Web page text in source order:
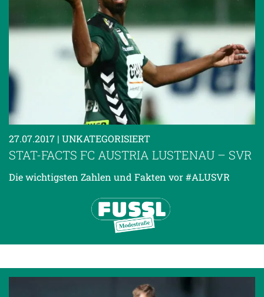
27.07.2017 | UNKATEGORISIERT
STAT-FACTS FC AUSTRIA LUSTENAU – SVR
Die wichtigsten Zahlen und Fakten vor #ALUSVR